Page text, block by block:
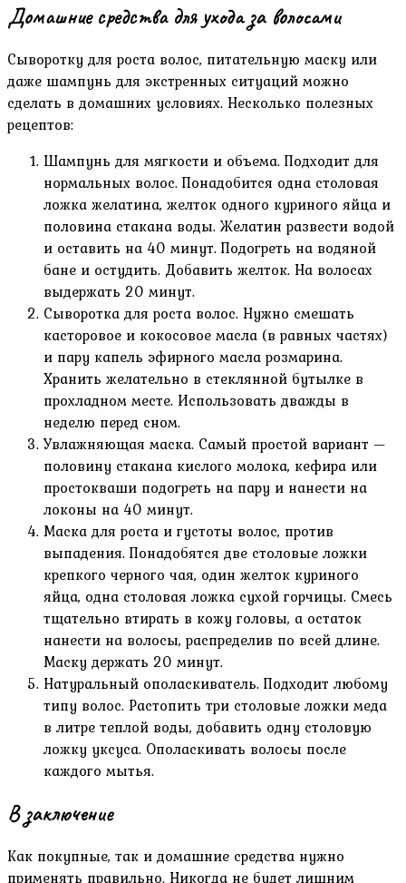
Домашние средства для ухода за волосами
Сыворотку для роста волос, питательную маску или
даже шампунь для экстренных ситуаций можно
сделать в домашних условиях. Несколько полезных
рецептов:
Шампунь для мягкости и объема. Подходит для
нормальных волос. Понадобится одна столовая
ложка желатина, желток одного куриного яйца и
половина стакана воды. Желатин развести водой
и оставить на 40 минут. Подогреть на водяной
бане и остудить. Добавить желток. На волосах
выдержать 20 минут.
Сыворотка для роста волос. Нужно смешать
касторовое и кокосовое масла (в равных частях)
и пару капель эфирного масла розмарина.
Хранить желательно в стеклянной бутылке в
прохладном месте. Использовать дважды в
неделю перед сном.
Увлажняющая маска. Самый простой вариант —
половину стакана кислого молока, кефира или
простокваши подогреть на пару и нанести на
локоны на 40 минут.
Маска для роста и густоты волос, против
выпадения. Понадобятся две столовые ложки
крепкого черного чая, один желток куриного
яйца, одна столовая ложка сухой горчицы. Смесь
тщательно втирать в кожу головы, а остаток
нанести на волосы, распределив по всей длине.
Маску держать 20 минут.
Натуральный ополаскиватель. Подходит любому
типу волос. Растопить три столовые ложки меда
в литре теплой воды, добавить одну столовую
ложку уксуса. Ополаскивать волосы после
каждого мытья.
В заключение
Как покупные, так и домашние средства нужно
применять правильно. Никогда не будет лишним